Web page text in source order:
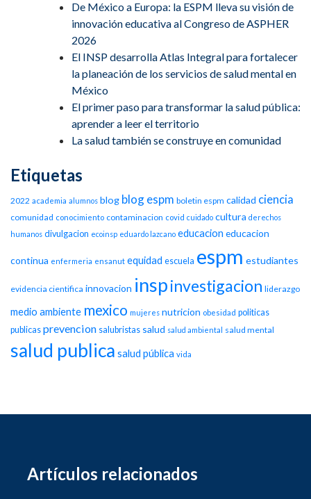
De México a Europa: la ESPM lleva su visión de
innovación educativa al Congreso de ASPHER
2026
El INSP desarrolla Atlas Integral para fortalecer
la planeación de los servicios de salud mental en
México
El primer paso para transformar la salud pública:
aprender a leer el territorio
La salud también se construye en comunidad
Etiquetas
2022 academia alumnos blog blog espm boletin espm calidad ciencia
comunidad conocimiento contaminacion covid cuidado cultura derechos
humanos divulgacion ecoinsp eduardo lazcano educacion educacion
continua enfermeria ensanut equidad escuela espm estudiantes
evidencia cientifica innovacion inspinvestigacion liderazgo
medio ambiente mexico mujeres nutricion obesidad politicas
publicas prevencion salubristas salud salud ambiental salud mental
salud publica salud pública vida
Artículos relacionados